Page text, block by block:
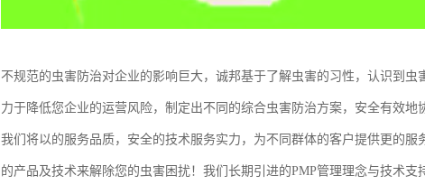
不规范的虫害防治对企业的影响巨大，诚邦基于了解虫害的习性，认识到
力于降低您企业的运营风险，制定出不同的综合虫害防治方案，安全有效地
我们将以的服务品质，安全的技术服务实力，为不同群体的客户提供更的
的产品及技术来解除您的虫害困扰！我们长期引进的PMP管理理念与技术